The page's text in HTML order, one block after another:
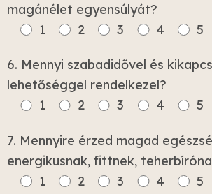
magánélet egyensúlyát?
1
2 3 4 5
6. Mennyi szabadidővel és
lehetőséggel rendelkezel?
1
2 3 4 5
7. Mennyire érzed magad
energikusnak, fittnek,
1
2 3 4 5